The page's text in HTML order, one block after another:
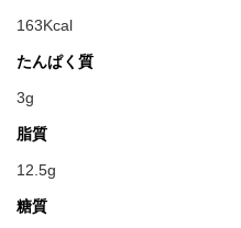
163Kcal
たんぱく質
3g
脂質
12.5g
糖質